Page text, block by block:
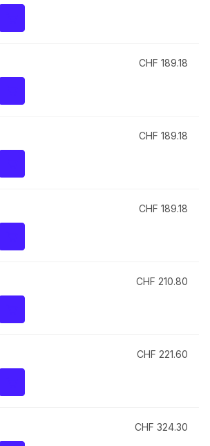
CHF 189.18
CHF 189.18
CHF 189.18
CHF 210.80
CHF 221.60
CHF 324.30